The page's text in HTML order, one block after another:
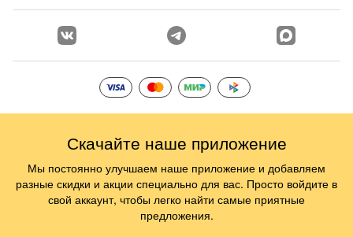
Скачайте наше приложение
Мы постоянно улучшаем наше приложение и добавляем
разные скидки и акции специально для вас. Просто войдите в
свой аккаунт, чтобы легко найти самые приятные
предложения.